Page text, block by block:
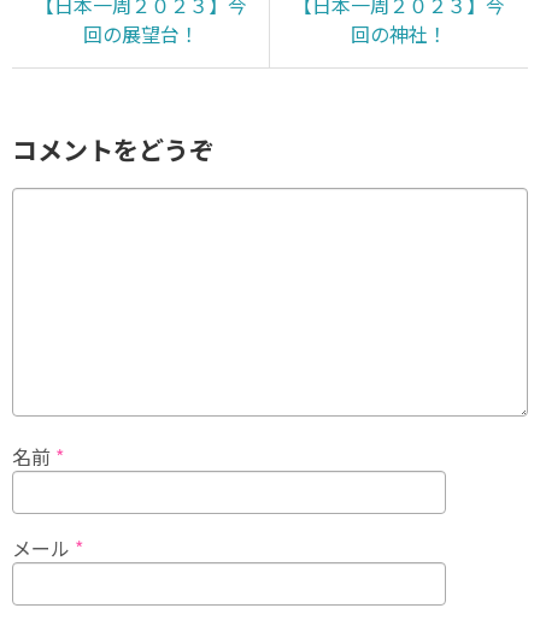
回の展望台！
回の神社！
コメントをどうぞ
名前 *
メール *